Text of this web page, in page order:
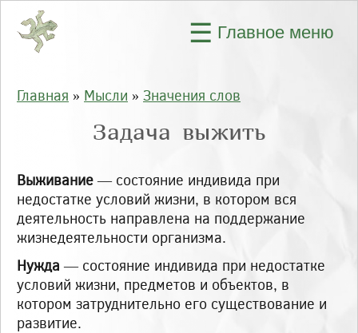
Перейти к основному содержанию
☰ Главное меню
Вы здесь
Главная » Мысли » Значения слов
Задача выжить
Выживание— состояние индивида при
недостатке условий жизни, в котором вся
деятельность направлена на поддержание
жизнедеятельности организма.
Нужда — состояние индивида при недостатке
условий жизни, предметов и объектов, в
котором затруднительно его существование и
развитие.